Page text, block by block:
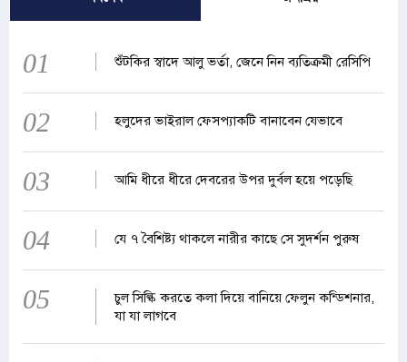
01 শুঁটকির স্বাদে আলু ভর্তা, জেনে নিন ব্যতিক্রমী রেসিপি
02 হলুদের ভাইরাল ফেসপ্যাকটি বানাবেন যেভাবে
03 আমি ধীরে ধীরে দেবরের উপর দুর্বল হয়ে পড়েছি
04 যে ৭ বৈশিষ্ট্য থাকলে নারীর কাছে সে সুদর্শন পুরুষ
05
চুল সিল্কি করতে কলা দিয়ে বানিয়ে ফেলুন কন্ডিশনার,
যা যা লাগবে